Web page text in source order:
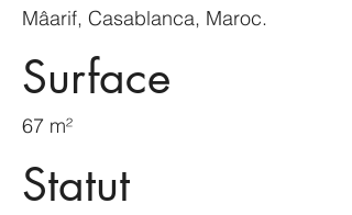
Mâarif, Casablanca, Maroc.
Surface
67 m²
Statut